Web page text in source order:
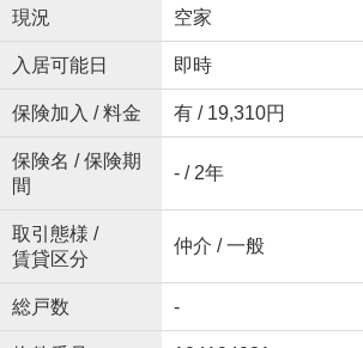
現況 空家
入居可能日 即時
保険加入 / 料金 有 / 19,310円
保険名 / 保険期
間
- / 2年
取引態様 /
賃貸区分
仲介 / 一般
総戸数 -